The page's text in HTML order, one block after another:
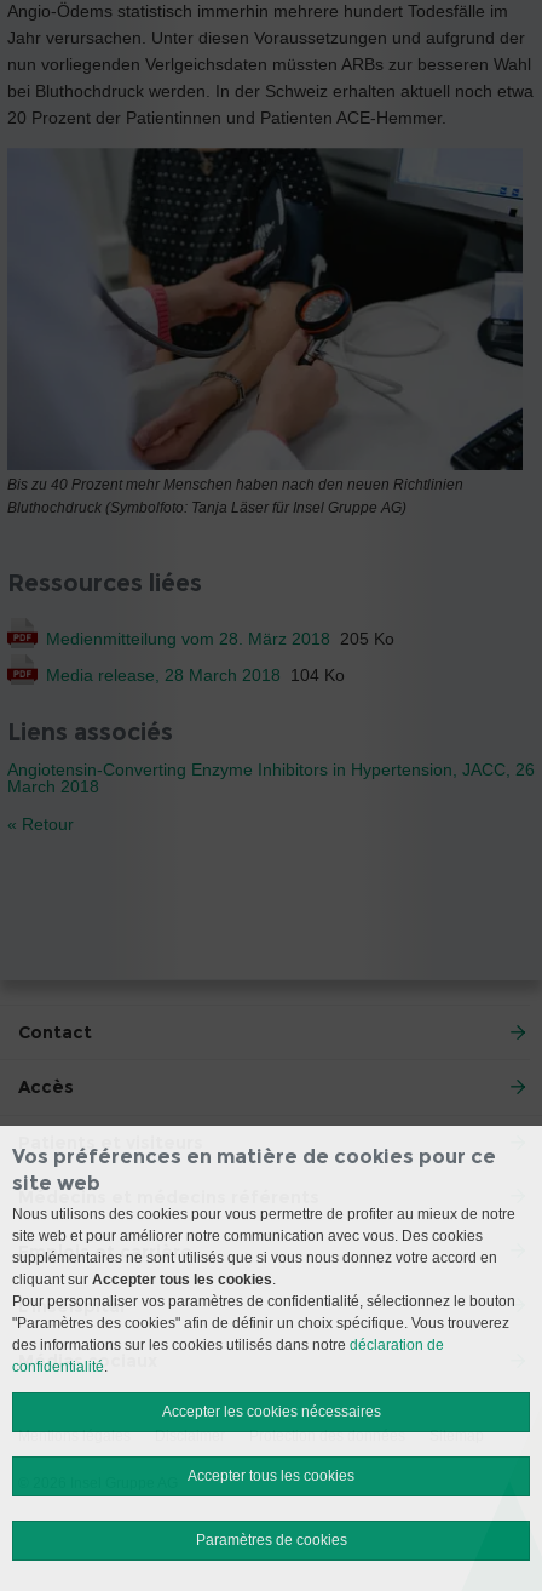
Angio-Ödems statistisch immerhin mehrere hundert Todesfälle im
Jahr verursachen. Unter diesen Voraussetzungen und aufgrund der
nun vorliegenden Verlgeichsdaten müssten ARBs zur besseren Wahl
bei Bluthochdruck werden. In der Schweiz erhalten aktuell noch etwa
20 Prozent der Patientinnen und Patienten ACE-Hemmer.
Bis zu 40 Prozent mehr Menschen haben nach den neuen Richtlinien
Bluthochdruck (Symbolfoto: Tanja Läser für Insel Gruppe AG)
Ressources liées
Medienmitteilung vom 28. März 2018
205 Ko
Media release, 28 March 2018
104 Ko
Liens associés
Angiotensin-Converting Enzyme Inhibitors in Hypertension, JACC, 26
March 2018
« Retour
Contact
Accès
Patients et visiteurs
Médecins et médecins référents
Emplois et carrière
L’Inselspital
Médias sociaux
Mentions légales Disclaimer Protection des données Sitemap
Vos préférences en matière de cookies pour ce
site web
Nous utilisons des cookies pour vous permettre de profiter au mieux de notre
site web et pour améliorer notre communication avec vous. Des cookies
supplémentaires ne sont utilisés que si vous nous donnez votre accord en
cliquant sur Accepter tous les cookies.
Pour personnaliser vos paramètres de confidentialité, sélectionnez le bouton
"Paramètres des cookies" afin de définir un choix spécifique. Vous trouverez
des informations sur les cookies utilisés dans notre déclaration de
confidentialité.
Accepter les cookies nécessaires
Accepter tous les cookies
Paramètres de cookies